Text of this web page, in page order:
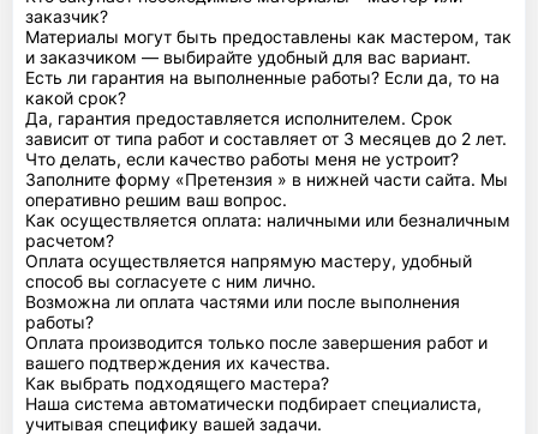
заказчик?
Материалы могут быть предоставлены как мастером, так
и заказчиком — выбирайте удобный для вас вариант.
Есть ли гарантия на выполненные работы? Если да, то на
какой срок?
Да, гарантия предоставляется исполнителем. Срок
зависит от типа работ и составляет от 3 месяцев до 2 лет.
Что делать, если качество работы меня не устроит?
Заполните форму «Претензия » в нижней части сайта. Мы
оперативно решим ваш вопрос.
Как осуществляется оплата: наличными или безналичным
расчетом?
Оплата осуществляется напрямую мастеру, удобный
способ вы согласуете с ним лично.
Возможна ли оплата частями или после выполнения
работы?
Оплата производится только после завершения работ и
вашего подтверждения их качества.
Как выбрать подходящего мастера?
Наша система автоматически подбирает специалиста,
учитывая специфику вашей задачи.